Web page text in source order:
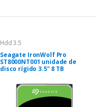
Hdd 3.5
Seagate IronWolf Pro
ST8000NT001 unidade de
disco rígido 3.5" 8 TB